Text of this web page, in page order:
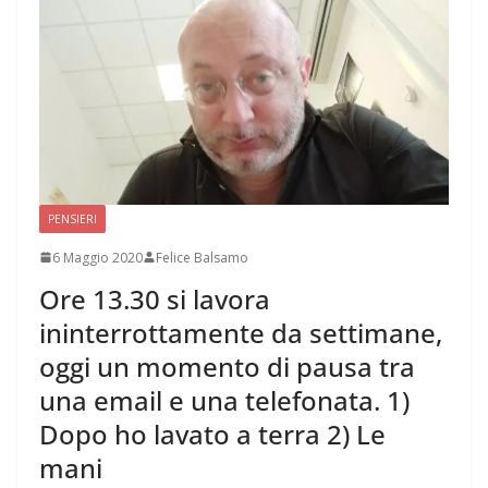
PENSIERI
6 Maggio 2020 Felice Balsamo
Ore 13.30 si lavora
ininterrottamente da settimane,
oggi un momento di pausa tra
una email e una telefonata. 1)
Dopo ho lavato a terra 2) Le
mani